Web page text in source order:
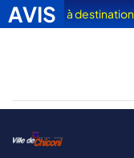
AVISà destination